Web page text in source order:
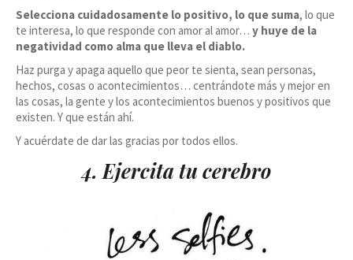
Selecciona cuidadosamente lo positivo, lo que suma, lo que
te interesa, lo que responde con amor al amor… y huye de la
negatividad como alma que lleva el diablo.
Haz purga y apaga aquello que peor te sienta, sean personas,
hechos, cosas o acontecimientos… centrándote más y mejor en
las cosas, la gente y los acontecimientos buenos y positivos que
existen. Y que están ahí.
Y acuérdate de dar las gracias por todos ellos.
4. Ejercita tu cerebro